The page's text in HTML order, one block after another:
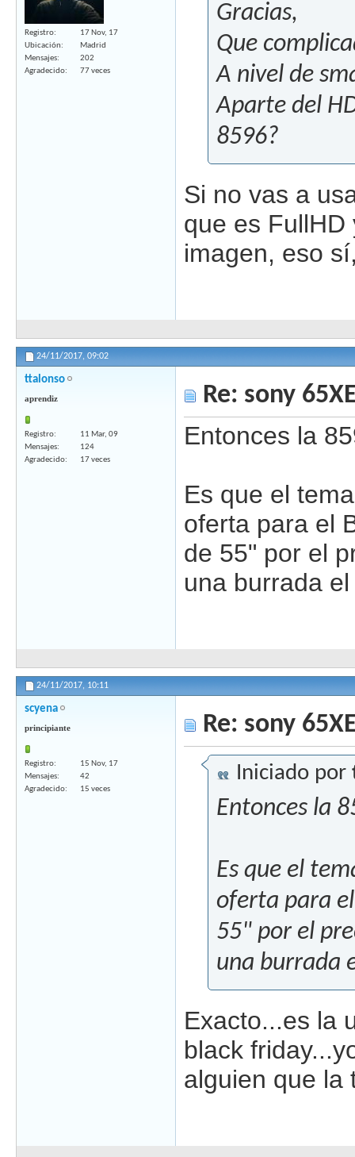
Registro
17 Nov, 17
Ubicación
Madrid
Mensajes
202
Agradecido
77 veces
Gracias,
Que
A nivel de
Aparte del
8596?
Si no vas a
que es
imagen, eso
24/11/2017, 09:02
ttalonso
aprendiz
Registro
11 Mar, 09
Mensajes
124
Agradecido
17 veces
Re: sony
Entonces la
Es que el
oferta para el
de 55" por el
una burrada
24/11/2017, 10:11
scyena
principiante
Registro
15 Nov, 17
Mensajes
42
Agradecido
15 veces
Re: sony
Iniciado por
Entonces la
Es que el
oferta para
55" por el
una burrada
Exacto...es la
black
alguien que la